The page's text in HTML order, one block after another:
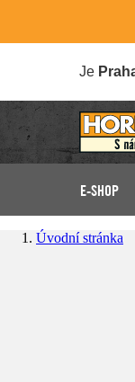
Je
E-SHOP
Úvodní stránka